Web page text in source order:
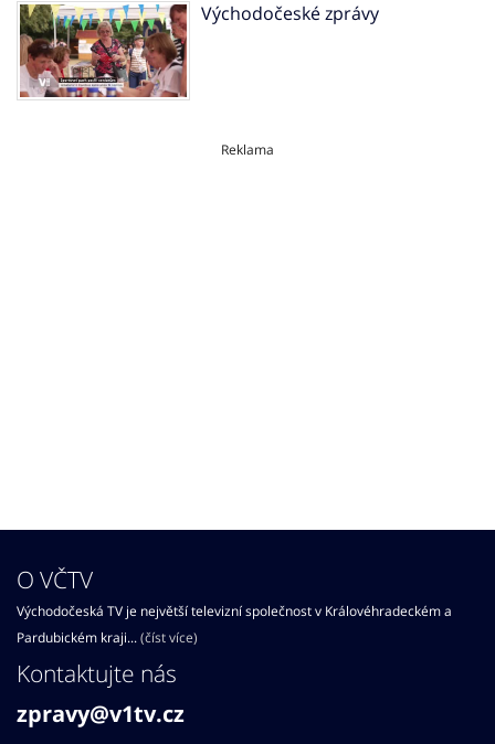
Východočeské zprávy
Reklama
O VČTV
Východočeská TV je největší televizní společnost v Královéhradeckém a
Pardubickém kraji...(číst více)
Kontaktujte nás
zpravy@v1tv.cz